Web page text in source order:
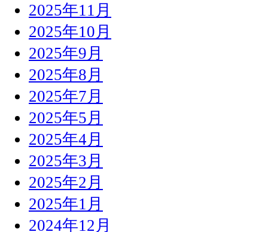
2025年11月
2025年10月
2025年9月
2025年8月
2025年7月
2025年5月
2025年4月
2025年3月
2025年2月
2025年1月
2024年12月